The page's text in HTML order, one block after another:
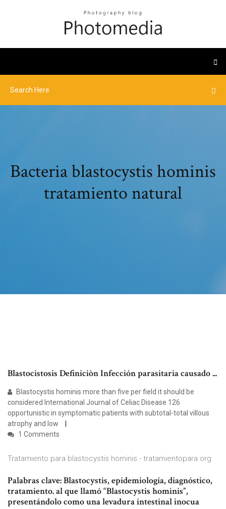
Bacteria blastocystis hominis
tratamiento natural
Blastocistosis Definiciòn Infección parasitaria causado ...
Blastocystis hominis more than five per field it should be
considered International Journal of Celiac Disease 126
opportunistic in symptomatic patients with subtotal-total villous
atrophy and low
1 Comments
Tratamiento para blastocystis hominis - tratamientopara.org
Palabras clave: Blastocystis, epidemiología, diagnóstico,
tratamiento. al que llamó “Blastocystis hominis”,
presentándolo como una levadura intestinal inocua